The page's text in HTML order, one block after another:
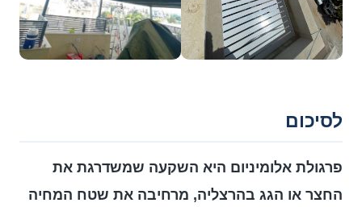
לסיכום
פרגולת אלומיניום היא השקעה שמשדרגת את
החצר או הגג בהרצליה, מרחיבה את שטח המחיה